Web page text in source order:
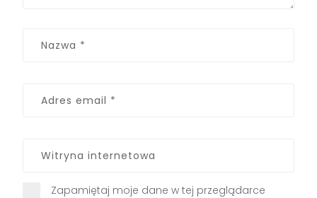
Zapamiętaj moje dane w tej przeglądarce